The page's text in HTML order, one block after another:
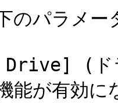
のパラメ
(ドラ
能が有効に